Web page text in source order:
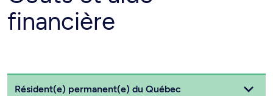
financière
Choisissez votre statut
Résident(e) permanent(e) du Québec